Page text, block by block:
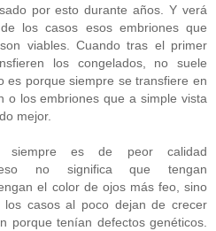
por esto durante años. Y verá
los casos esos embriones que
viables. Cuando tras el primer
los congelados, no suele
es porque siempre se transfiere en
o los embriones que a simple vista
mejor.
siempre es de peor calidad
no significa que tengan
el color de ojos más feo, sino
casos al poco dejan de crecer
porque tenían defectos genéticos.